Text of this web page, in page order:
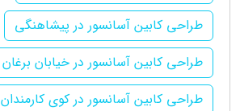
طراحی کابین آسانسور در پیشاهنگی
طراحی کابین آسانسور در خیابان برغان
طراحی کابین آسانسور در کوی کارمندان